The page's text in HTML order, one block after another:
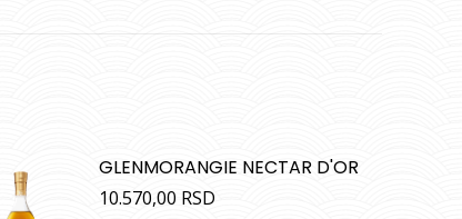
GLENMORANGIE NECTAR D'OR
10.570,00 RSD